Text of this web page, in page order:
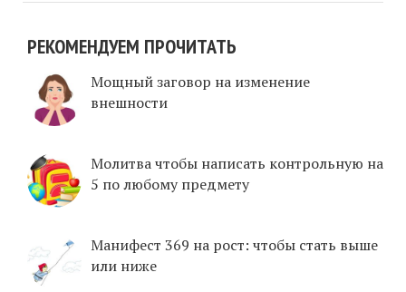
РЕКОМЕНДУЕМ ПРОЧИТАТЬ
Мощный заговор на изменение
внешности
Молитва чтобы написать контрольную на
5 по любому предмету
Манифест 369 на рост: чтобы стать выше
или ниже